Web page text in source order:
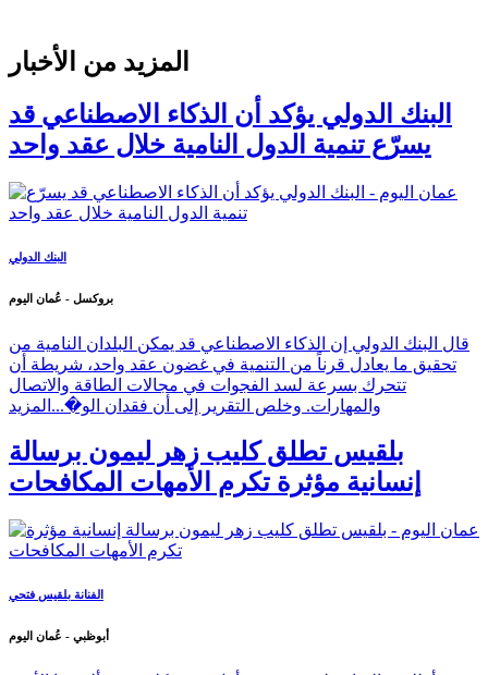
المزيد من الأخبار
البنك الدولي يؤكد أن الذكاء الاصطناعي قد
يسرّع تنمية الدول النامية خلال عقد واحد
البنك الدولي
بروكسل - عُمان اليوم
قال البنك الدولي إن الذكاء الاصطناعي قد يمكن البلدان النامية من
تحقيق ما يعادل قرناً من التنمية في غضون عقد واحد، شريطة أن
تتحرك بسرعة لسد الفجوات في مجالات الطاقة والاتصال
والمهارات. وخلص التقرير إلى أن فقدان الو�...المزيد
بلقيس تطلق كليب زهر ليمون برسالة
إنسانية مؤثرة تكرم الأمهات المكافحات
الفنانة بلقيس فتحي